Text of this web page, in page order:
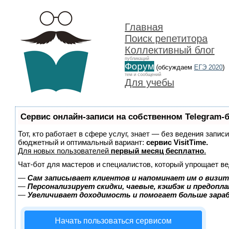
Главная
Поиск репетитора
Коллективный блог
публикаций
Форум (обсуждаем ЕГЭ 2020)
тем и сообщений
Для учебы
Сервис онлайн-записи на собственном Telegram-
Тот, кто работает в сфере услуг, знает — без ведения
бюджетный и оптимальный вариант: сервис VisitTime.
Для новых пользователей первый месяц бесплатно.
Чат-бот для мастеров и специалистов, который упрощает
— Сам записывает клиентов и напоминает им о
— Персонализирует скидки, чаевые, кэшбэк и
— Увеличивает доходимость и помогает больше
Начать пользоваться сервисом